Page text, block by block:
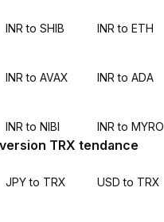
INR to SHIB INR to ETH
INR to AVAX INR to ADA
INR to NIBI INR to MYRO
TRX tendance
JPY to TRX USD to TRX